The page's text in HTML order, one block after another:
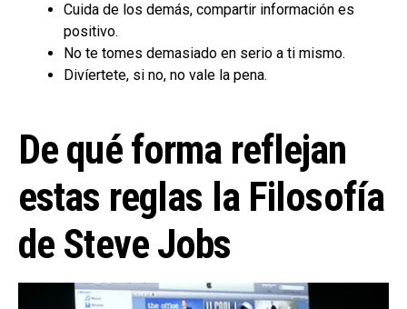
Cuida de los demás, compartir información es
positivo.
No te tomes demasiado en serio a ti mismo.
Divíertete, si no, no vale la pena.
De qué forma reflejan
estas reglas la Filosofía
de Steve Jobs